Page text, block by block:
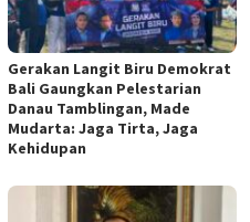
Gerakan Langit Biru Demokrat
Bali Gaungkan Pelestarian
Danau Tamblingan, Made
Mudarta: Jaga Tirta, Jaga
Kehidupan